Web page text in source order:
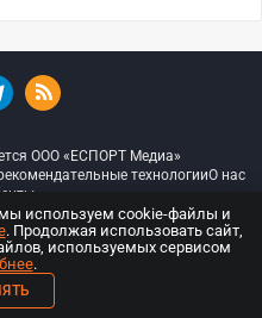
ООО «ЕСПОРТ Медиа»
технологииО нас
Все права защищены
о регистрации средств массовой
используем cookie-файлы и
. Продолжая использовать сайт,
используемых сервисом
.